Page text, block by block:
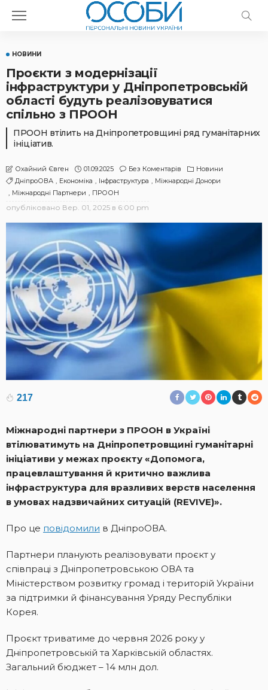
НОВИНИ
Проєкти з модернізації
інфраструктури у Дніпропетровській
області будуть реалізовуватися
спільно з ПРООН
ПРООН втілить на Дніпропетровщині ряд гуманітарних
ініціатив.
Охайний Євген 01.09.2025 Без Коментарів
Новини
ДніпроОВА
Економіка Інфраструктура
Міжнародні Донори
Міжнародні Партнери
ПРООН
опубліковано Вер. 01, 2025 в 6:00 pm
217
Міжнародні партнери з ПРООН в Україні
втілюватимуть на Дніпропетровщині гуманітарні
ініціативи у межах проєкту «Допомога,
працевлаштування й критично важлива
інфраструктура для вразливих верств населення
в умовах надзвичайних ситуацій (REVIVE)».
Про це повідомили в ДніпроОВА.
Партнери планують реалізовувати проєкт у
співпраці з Дніпропетровською ОВА та
Міністерством розвитку громад і територій України
за підтримки й фінансування Уряду Республіки
Корея.
Проєкт триватиме до червня 2026 року у
Дніпропетровській та Харківській областях.
Загальний бюджет – 14 млн дол.